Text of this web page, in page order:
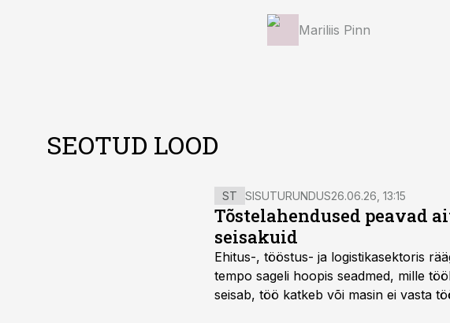
Mariliis Pinn
SEOTUD LOOD
ST SISUTURUNDUS26.06.26, 13:15
Tõstelahendused peavad
seisakuid
Ehitus-, tööstus- ja logistikasektoris
tempo sageli hoopis seadmed, mille
seisab, töö katkeb või masin ei vasta